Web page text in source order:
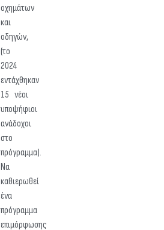
οχημάτων
και
οδηγών,
(το
2024
εντάχθηκαν
15 νέοι
υποψήφιοι
ανάδοχοι
στο
πρόγραμμα).
Να
καθιερωθεί
ένα
πρόγραμμα
επιμόρφωσης